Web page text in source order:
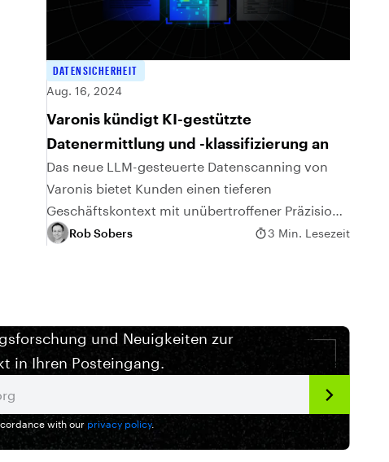
DATENSICHERHEIT
Aug. 16, 2024
Varonis kündigt KI-gestützte
Datenermittlung und -klassifizierung an
Das neue LLM-gesteuerte Datenscanning von
Varonis bietet Kunden einen tieferen
Geschäftskontext mit unübertroffener Präzision
und Skalierbarkeit.
Rob Sobers 3 Min. Lesezeit
und Neuigkeiten zur
in Ihren Posteingang.
with our privacy policy.